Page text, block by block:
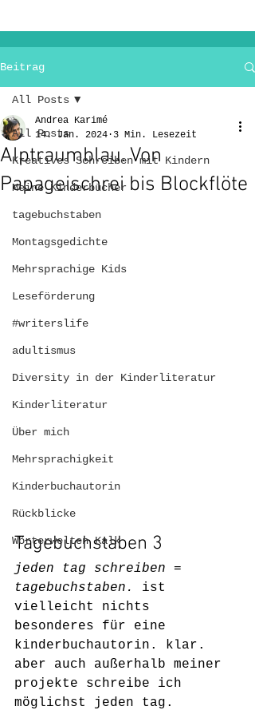
Beitrag
All Posts
Kreatives Schreiben mit Kindern
Meine Kinderbücher
tagebuchstaben
Montagsgedichte
Mehrsprachige Kids
Leseförderung
#writerslife
adultismus
Diversity in der Kinderliteratur
Kinderliteratur
Über mich
Mehrsprachigkeit
Kinderbuchautorin
Rückblicke
Wörterwelten Kalk
All Posts
Alptraumblau. Von
Papageischrei bis Blockflöte
Andrea Karimé
14. Jan. 2024 3 Min. Lesezeit
Tagebuchstaben 3
jeden tag schreiben =
tagebuchstaben.
ist
vielleicht nichts
besonderes für eine
kinderbuchautorin. klar.
aber auch außerhalb meiner
projekte schreibe ich
möglichst jeden tag.